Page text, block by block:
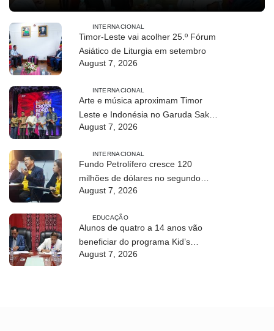
INTERNACIONAL
Timor-Leste vai acolher 25.º Fórum
Asiático de Liturgia em setembro
August 7, 2026
INTERNACIONAL
Arte e música aproximam Timor
Leste e Indonésia no Garuda Sakti
Crossborder Fest 2026
August 7, 2026
INTERNACIONAL
Fundo Petrolífero cresce 120
milhões de dólares no segundo
trimestre
August 7, 2026
EDUCAÇÃO
Alunos de quatro a 14 anos vão
beneficiar do programa Kid’s
Athletics
August 7, 2026